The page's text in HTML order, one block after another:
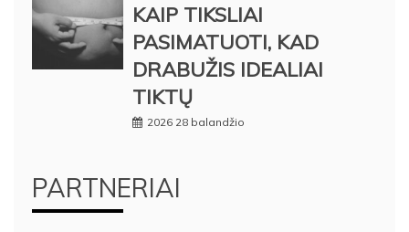
KAIP TIKSLIAI
PASIMATUOTI, KAD
DRABUŽIS IDEALIAI
TIKTŲ
2026 28 balandžio
PARTNERIAI